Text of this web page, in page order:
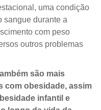
uma condição
sangue durante a
com peso
outros problemas
são mais
com obesidade, assim
infantil e